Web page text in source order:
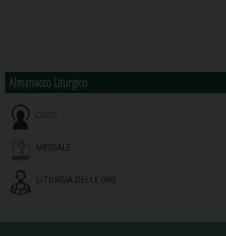
Almanacco Liturgico
OGGI:
MESSALE
LITURGIA DELLE ORE